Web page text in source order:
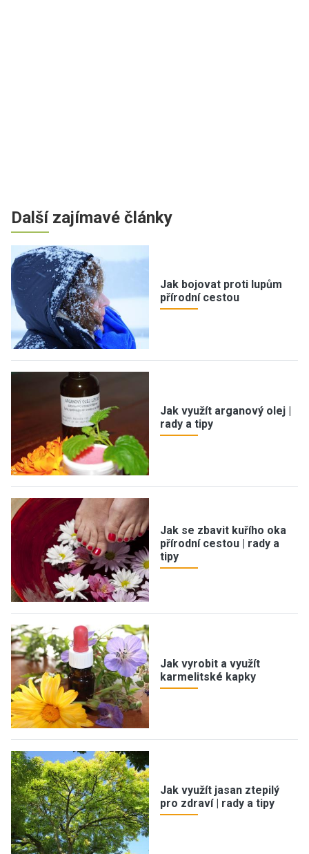
Další zajímavé články
Jak bojovat proti lupům
přírodní cestou
Jak využít arganový olej |
rady a tipy
Jak se zbavit kuřího oka
přírodní cestou | rady a
tipy
Jak vyrobit a využít
karmelitské kapky
Jak využít jasan ztepilý
pro zdraví | rady a tipy